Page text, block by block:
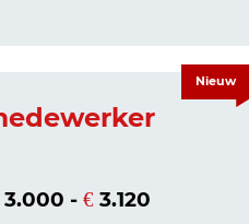
3.000 - € 3.120
Nieuw